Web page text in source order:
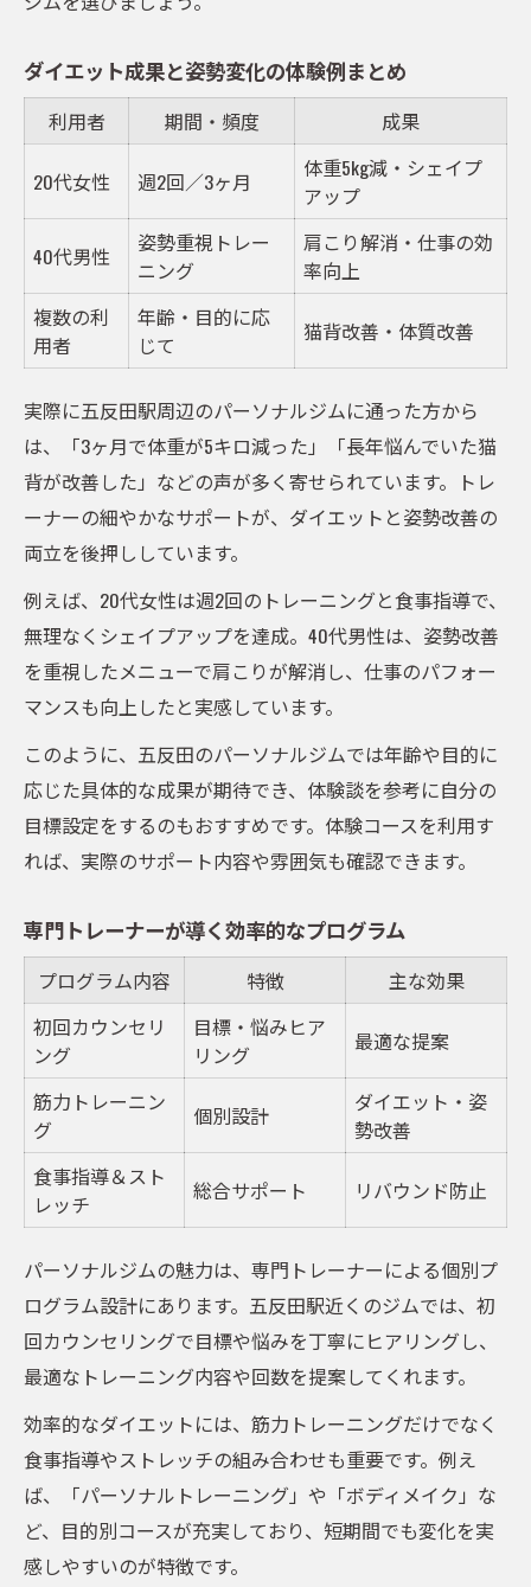
ダイエット成果と姿勢変化の体験例まとめ
利用者 期間・頻度 成果
20代女性 週2回／3ヶ月
体重5kg減・シェイプ
アップ
40代男性
姿勢重視トレー
ニング
肩こり解消・仕事の効
率向上
複数の利
用者
年齢・目的に応
じて
猫背改善・体質改善
実際に五反田駅周辺のパーソナルジムに通った方から
は、「3ヶ月で体重が5キロ減った」「長年悩んでいた猫
背が改善した」などの声が多く寄せられています。トレ
ーナーの細やかなサポートが、ダイエットと姿勢改善の
両立を後押ししています。
例えば、20代女性は週2回のトレーニングと食事指導で、
無理なくシェイプアップを達成。40代男性は、姿勢改善
を重視したメニューで肩こりが解消し、仕事のパフォー
マンスも向上したと実感しています。
このように、五反田のパーソナルジムでは年齢や目的に
応じた具体的な成果が期待でき、体験談を参考に自分の
目標設定をするのもおすすめです。体験コースを利用す
れば、実際のサポート内容や雰囲気も確認できます。
専門トレーナーが導く効率的なプログラム
プログラム内容 特徴
主な効果
初回カウンセリ
ング
目標・悩みヒア
リング
最適な提案
筋力トレーニン
グ
個別設計
ダイエット・姿
勢改善
食事指導＆スト
レッチ
総合サポート リバウンド防止
パーソナルジムの魅力は、専門トレーナーによる個別プ
ログラム設計にあります。五反田駅近くのジムでは、初
回カウンセリングで目標や悩みを丁寧にヒアリングし、
最適なトレーニング内容や回数を提案してくれます。
効率的なダイエットには、筋力トレーニングだけでなく
食事指導やストレッチの組み合わせも重要です。例え
ば、「パーソナルトレーニング」や「ボディメイク」な
ど、目的別コースが充実しており、短期間でも変化を実
感しやすいのが特徴です。